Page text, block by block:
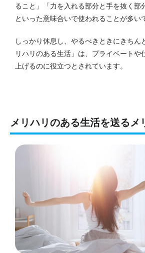
ること」「力を入れる部分と手を抜く部
といった意味合いで使われることが多い
しっかり休息し、やるべきときにきちん
リハリのある生活」は、プライベートや
上げるのに役立つとされています。
メリハリのある生活を送るメ